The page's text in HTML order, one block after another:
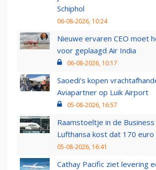
Schiphol
06-08-2026, 10:24
Nieuwe ervaren CEO moet
voor geplaagd Air India
06-08-2026, 10:17
Saoedi’s kopen
Aviapartner op Luik Airport
05-08-2026, 16:57
Raamstoeltje in de Business
Lufthansa kost dat 170
05-08-2026, 16:41
Cathay Pacific ziet levering